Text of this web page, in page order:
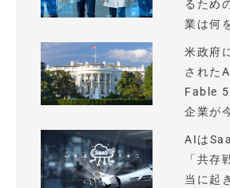
るため
業は何
米政府
された
Fable 5
企業が
AIは
「共存
当に起